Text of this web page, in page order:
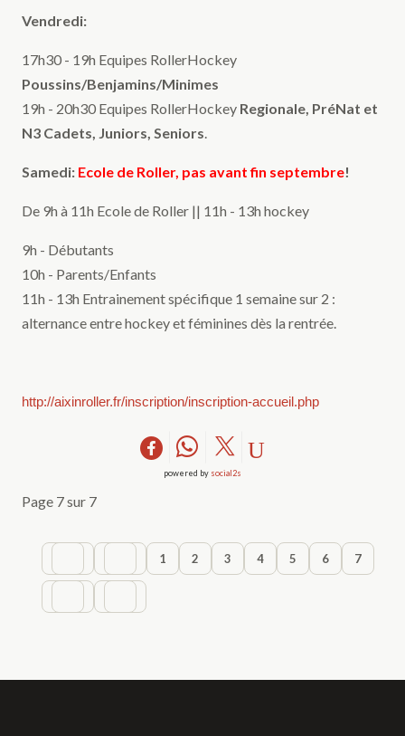
Vendredi:
17h30 - 19h Equipes RollerHockey
Poussins/Benjamins/Minimes
19h - 20h30 Equipes RollerHockey Regionale, PréNat et
N3 Cadets, Juniors, Seniors
Samedi: Ecole de Roller, pas avant fin septembre!
De 9h à 11h Ecole de Roller || 11h - 13h hockey
9h - Débutants
10h - Parents/Enfants
11h - 13h Entrainement spécifique 1 semaine sur 2 :
alternance entre hockey et féminines dès la rentrée.
http://aixinroller.fr/inscription/inscription-accueil.php
powered by social2s
Page 7 sur 7
1 2 3 4 5 6 7